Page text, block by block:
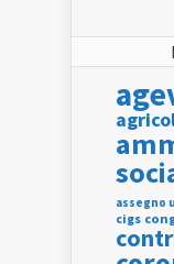
assegno
cigs